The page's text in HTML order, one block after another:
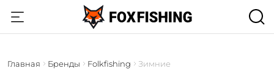
Главная Бренды Folkfishing Зимние